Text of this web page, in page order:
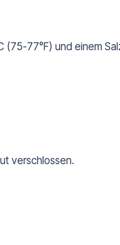
(75-77°F) und einem
verschlossen.